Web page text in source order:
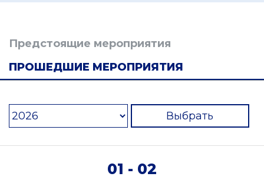
Предстоящие мероприятия
ПРОШЕДШИЕ МЕРОПРИЯТИЯ
Выбрать
01 - 02